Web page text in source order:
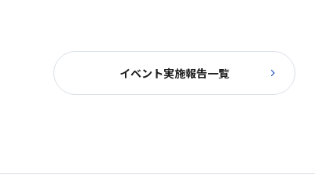
イベント実施報告一覧